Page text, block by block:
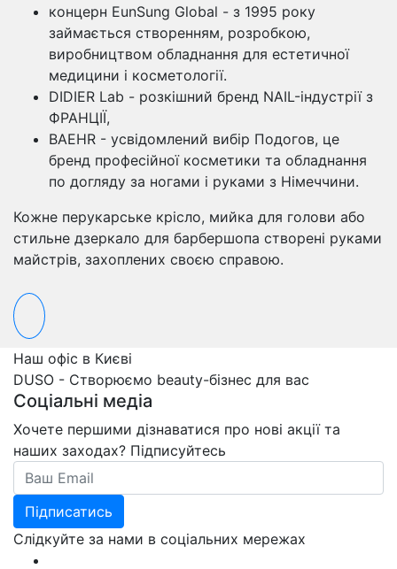
концерн EunSung Global - з 1995 року
займається створенням, розробкою,
виробництвом обладнання для естетичної
медицини і косметології.
DIDIER Lab - розкішний бренд NAIL-індустрії з
ФРАНЦІЇ,
BAEHR - усвідомлений вибір Подогов, це
бренд професійної косметики та обладнання
по догляду за ногами і руками з Німеччини.
Кожне перукарське крісло, мийка для голови або
стильне дзеркало для барбершопа створені руками
майстрів, захоплених своєю справою.
Наш офіс в Києві
DUSO - Створюємо beauty-бізнес для вас
Соціальні медіа
Хочете першими дізнаватися про нові акції та
наших заходах? Підписуйтесь
Email
Підписатись
Слідкуйте за нами в соціальних мережах